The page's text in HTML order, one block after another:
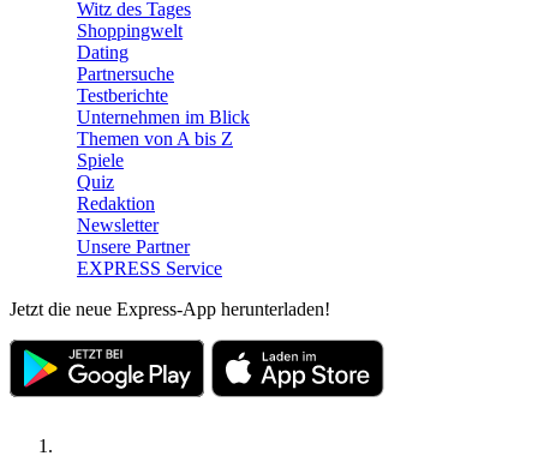
Witz des Tages
Shoppingwelt
Dating
Partnersuche
Testberichte
Unternehmen im Blick
Themen von A bis Z
Spiele
Quiz
Redaktion
Newsletter
Unsere Partner
EXPRESS Service
Jetzt die neue Express-App herunterladen!